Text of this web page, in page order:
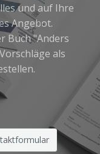
und auf Ihre
Angebot.
Buch "Anders
als